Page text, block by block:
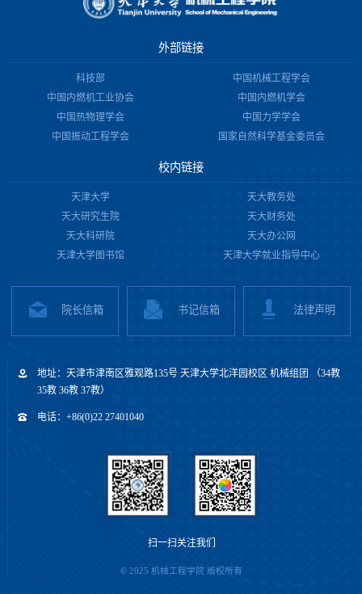
外部链接
科技部
中国机械工程学会
中国内燃机工业协会
中国内燃机学会
中国热物理学会
中国力学学会
中国振动工程学会
国家自然科学基金委员会
校内链接
天津大学
天大教务处
天大研究生院
天大财务处
天大科研院
天大办公网
天津大学图书馆
天津大学就业指导中心
院长信箱 书记信箱 法律声明
地址：天津市津南区雅观路135号 天津大学北洋园校区 机械组团 （34教
35教 36教 37教）
电话：+86(0)22 27401040
扫一扫关注我们
© 2025 机械工程学院 版权所有